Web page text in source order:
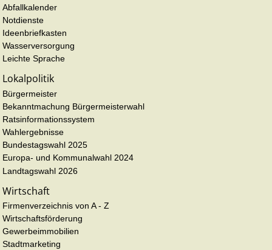
Abfallkalender
Notdienste
Ideenbriefkasten
Wasserversorgung
Leichte Sprache
Lokalpolitik
Bürgermeister
Bekanntmachung Bürgermeisterwahl
Ratsinformationssystem
Wahlergebnisse
Bundestagswahl 2025
Europa- und Kommunalwahl 2024
Landtagswahl 2026
Wirtschaft
Firmenverzeichnis von A - Z
Wirtschaftsförderung
Gewerbeimmobilien
Stadtmarketing